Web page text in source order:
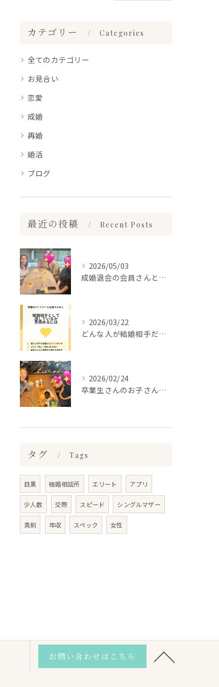
カテゴリー Categories
全てのカテゴリー
お見合い
恋愛
成婚
再婚
婚活
ブログ
最近の投稿 Recent Posts
2026/05/03
成婚退会の会員さんとお会いして来ました✨
2026/03/22
どんな人が結婚相手だといいのか
2026/02/24
卒業生さんのお子さんに会って来ました✨
タグ Tags
目黒 結婚相談所 エリート アプリ
少人数 交際 スピード シングルマザー
真剣 年収 スペック 女性
お問い合わせはこちら